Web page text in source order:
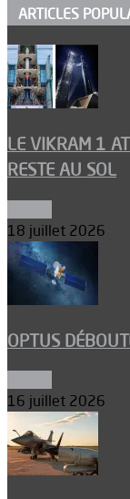
ARTICLES
LE VIKRAM 1
RESTE AU SOL
18 juillet 2026
OPTUS
16 juillet 2026